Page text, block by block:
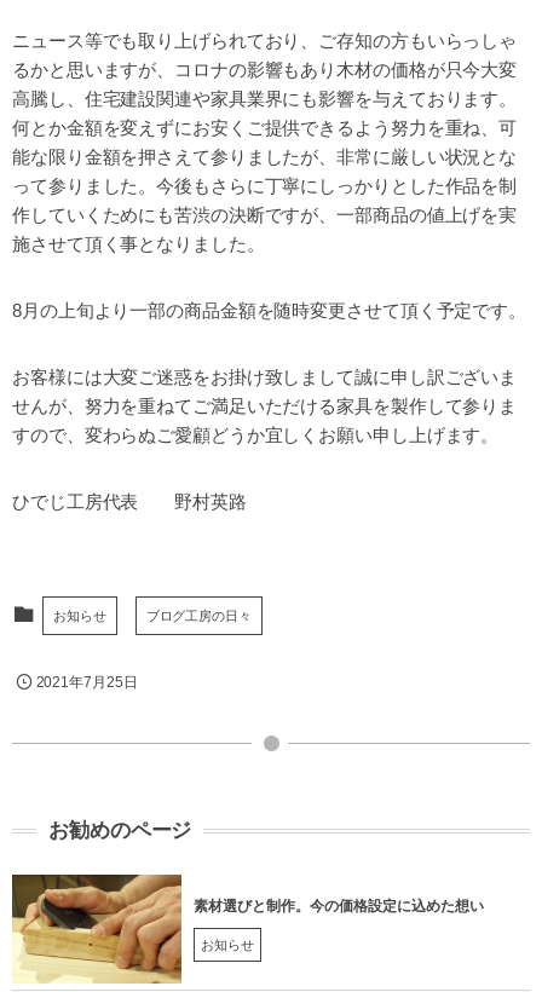
ニュース等でも取り上げられており、ご存知の方もいらっしゃ
るかと思いますが、コロナの影響もあり木材の価格が只今大変
高騰し、住宅建設関連や家具業界にも影響を与えております。
何とか金額を変えずにお安くご提供できるよう努力を重ね、可
能な限り金額を押さえて参りましたが、非常に厳しい状況とな
って参りました。今後もさらに丁寧にしっかりとした作品を制
作していくためにも苦渋の決断ですが、一部商品の値上げを実
施させて頂く事となりました。
8月の上旬より一部の商品金額を随時変更させて頂く予定です。
お客様には大変ご迷惑をお掛け致しまして誠に申し訳ございま
せんが、努力を重ねてご満足いただける家具を製作して参りま
すので、変わらぬご愛顧どうか宜しくお願い申し上げます。
ひでじ工房代表 野村英路
お知らせ ブログ工房の日々
2021年7月25日
お勧めのページ
素材選びと制作。今の価格設定に込めた想い
お知らせ